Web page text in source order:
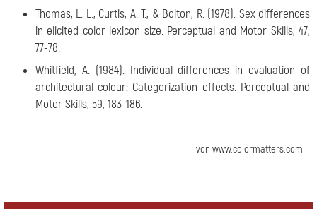
Thomas, L. L., Curtis, A. T., & Bolton, R. (1978). Sex differences
in elicited color lexicon size. Perceptual and Motor Skills, 47,
77-78.
Whitfield, A. (1984). Individual differences in evaluation of
architectural colour: Categorization effects. Perceptual and
Motor Skills, 59, 183-186.
von www.colormatters.com